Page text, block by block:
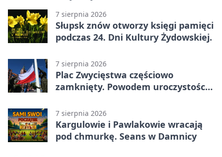
7 sierpnia 2026
Słupsk znów otworzy księgi pamięci
podczas 24. Dni Kultury Żydowskiej.
7 sierpnia 2026
Plac Zwycięstwa częściowo
zamknięty. Powodem uroczystości
7 sierpnia 2026
Kargulowie i Pawlakowie wracają
pod chmurkę. Seans w Damnicy